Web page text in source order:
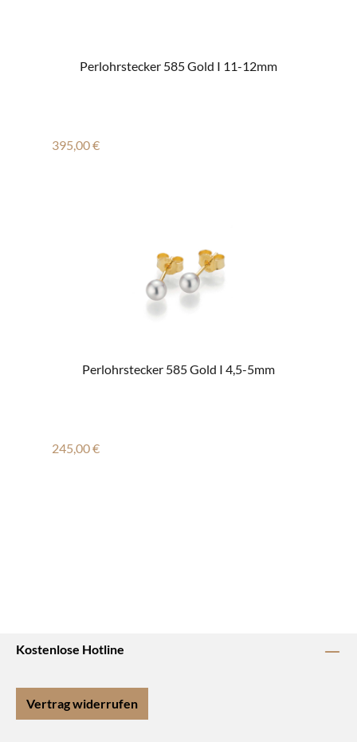
Perlohrstecker 585 Gold I 11-12mm
Regulärer Preis:
395,00 €
Perlohrstecker 585 Gold I 4,5-5mm
Regulärer Preis:
245,00 €
Kostenlose Hotline
Vertrag widerrufen